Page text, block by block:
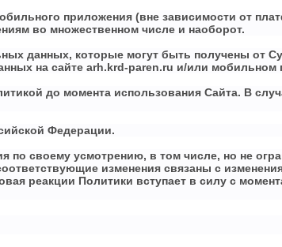
приложения (вне зависимости от
во множественном числе и наоборот.
данных, которые могут быть получены от
на сайте arh.krd-paren.ru и/или
до момента использования Сайта. В
Федерации.
своему усмотрению, в том числе, но не
изменения связаны с
реакции Политики вступает в силу с